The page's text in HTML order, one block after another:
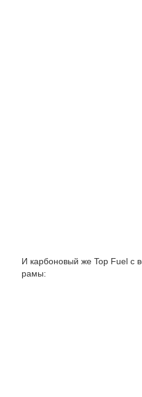
И карбоновый же Top Fuel с
рамы: